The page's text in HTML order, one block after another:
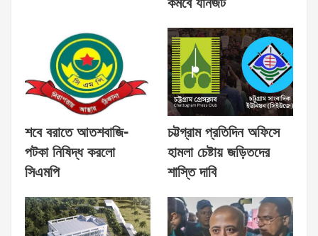
শবে বরাতে আতশবাজি-
পটকা নিষিদ্ধ করলো
সিএমপি
চট্টগ্রাম প্রতিদিন অফিসে
হামলা চেষ্টায় জড়িতদের
শাস্তি দাবি